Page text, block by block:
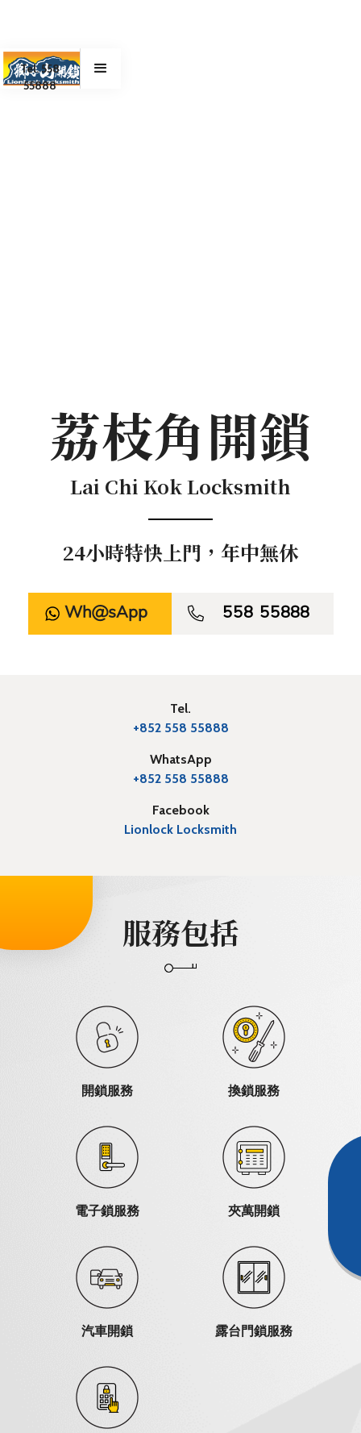
Tel. 558
55888
荔枝角開鎖
Lai Chi Kok Locksmith
24小時特快上門，年中無休
WhatsApp  558 55888
Tel.
+852 558 55888
WhatsApp
+852 558 55888
Facebook
Lionlock Locksmith
服務包括
開鎖服務 換鎖服務
電子鎖服務 夾萬開鎖
汽車開鎖 露台門鎖服務